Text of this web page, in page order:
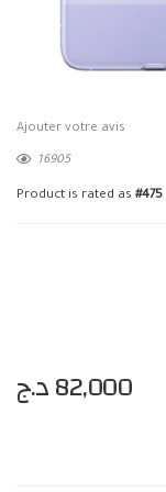
Ajouter votre avis
16905
Product is rated as #475
82,000د.ج